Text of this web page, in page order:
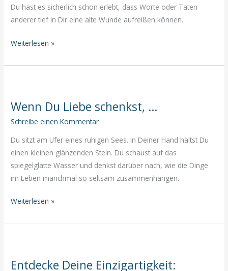
würde
das
wollen?
Du hast es sicherlich schon erlebt, dass Worte oder Taten
anderer tief in Dir eine alte Wunde aufreißen können.
Die
des
Schritte
zur
des
Herzens. 💕
Weiterlesen »
Wenn Du Liebe schenkst, …
Schreibe einen Kommentar
Du sitzt am Ufer eines ruhigen Sees. In Deiner Hand hältst Du
einen kleinen glänzenden Stein. Du schaust auf das
spiegelglatte Wasser und denkst darüber nach, wie die Dinge
im Leben manchmal so seltsam zusammenhängen.
Wenn
Liebe
Weiterlesen »
Entdecke Deine Einzigartigkeit: